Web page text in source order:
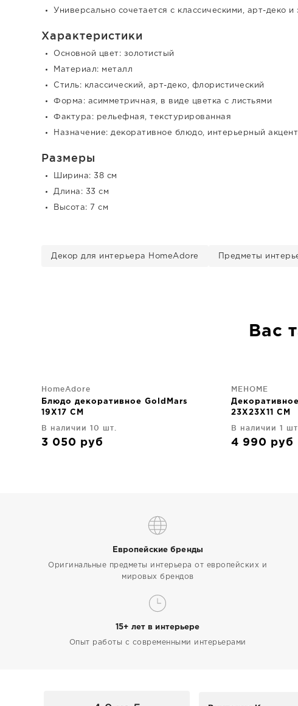
Универсально сочетается с классическими, арт-деко
Характеристики
Основной цвет: золотистый
Материал: металл
Стиль: классический, арт-деко, флористический
Форма: асимметричная, в виде цветка с листьями
Фактура: рельефная, текстурированная
Назначение: декоративное блюдо, интерьерный
Размеры
Ширина: 38 см
Длина: 33 см
Высота: 7 см
Декор для интерьера HomeAdore Предметы
Вас
HomeAdore
Блюдо декоративное GoldMars
19X17 CM
В наличии 10 шт.
3 050 руб
MEHOME
23X23X11 CM
В наличии 1 шт.
4 990 руб
Европейские бренды
Оригинальные предметы интерьера от европейских и
мировых брендов
15+ лет в интерьере
Опыт работы с современными интерьерами